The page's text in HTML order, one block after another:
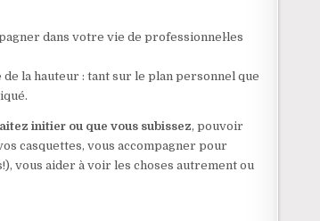
dans votre vie de professionnel·les
la hauteur : tant sur le plan personnel que
initier ou que vous subissez, pouvoir
casquettes, vous accompagner pour
vous aider à voir les choses autrement ou